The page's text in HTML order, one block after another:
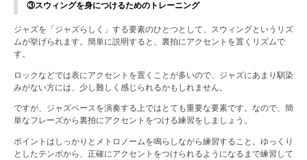
③スウィングを身につけるためのトレーニング
ジャズを「ジャズらしく」する要素のひとつとして、スウィングというリズ
ムが挙げられます。簡単に説明すると、裏拍にアクセントを置くリズムで
す。
ロックなどでは表にアクセントを置くことが多いので、ジャズにあまり馴染
みがない方には、少し難しく感じられるかもしれません。
ですが、ジャズベースを演奏する上ではとても重要な要素です。なので、簡
単なフレーズから裏拍にアクセントをつける練習をしましょう。
ポイントはしっかりとメトロノームを鳴らしながら練習すること。ゆっくり
としたテンポから、正確にアクセントをつけられるようになるまで練習して